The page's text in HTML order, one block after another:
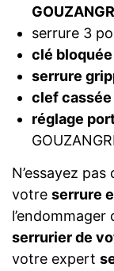
serrure 3
clé bloquée
serrure
clef cassée
réglage
N’essayez
votre serrure
serrurier de
votre expert